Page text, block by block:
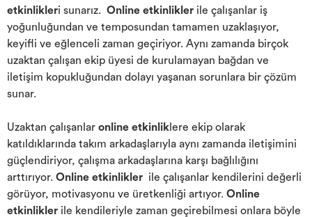
etkinlikleri sunarız. Online etkinlikler ile çalışanlar iş
yoğunluğundan ve temposundan tamamen uzaklaşıyor,
keyifli ve eğlenceli zaman geçiriyor. Aynı zamanda birçok
uzaktan çalışan ekip üyesi de kurulamayan bağdan ve
iletişim kopukluğundan dolayı yaşanan sorunlara bir çözüm
sunar.
Uzaktan çalışanlar online etkinlik lere ekip olarak
katıldıklarında takım arkadaşlarıyla aynı zamanda iletişimini
güçlendiriyor, çalışma arkadaşlarına karşı bağlılığını
arttırıyor. Online etkinlikler ile çalışanlar kendilerini değerli
görüyor, motivasyonu ve üretkenliği artıyor. Online
etkinlikler ile kendileriyle zaman geçirebilmesi onlara böyle